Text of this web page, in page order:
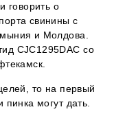
говорить о
свинины с
и Молдова.
CJC1295DAC со
то на первый
могут дать.